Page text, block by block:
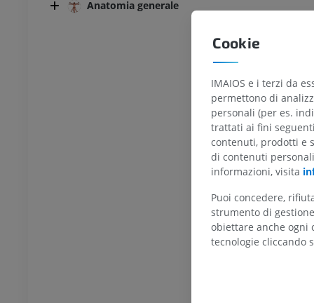
Anatomia generaleinferiore
Radiografie
Illustrazioni
TC di caviglia e piede
Cookie
IMAIOS e i terzi da
permettono di
personali (per es.
trattati ai fini
contenuti, prodotti e
di contenuti
informazioni, visita
Puoi concedere,
strumento di
obiettare anche ogni
tecnologie cliccando